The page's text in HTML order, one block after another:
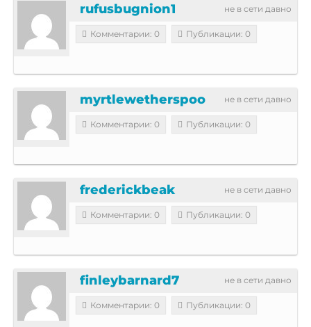
не в сети давно
rufusbugnion1
Комментарии: 0 Публикации: 0
не в сети давно
myrtlewetherspoo
Комментарии: 0 Публикации: 0
не в сети давно
frederickbeak
Комментарии: 0 Публикации: 0
не в сети давно
finleybarnard7
Комментарии: 0 Публикации: 0